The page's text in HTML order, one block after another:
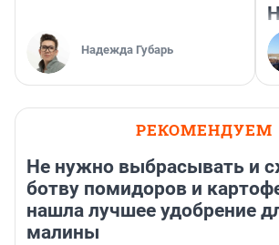
Надежда Губарь
РЕКОМЕНДУЕМ
Не нужно выбрасывать и
ботву помидоров и
нашла лучшее удобрение
малины